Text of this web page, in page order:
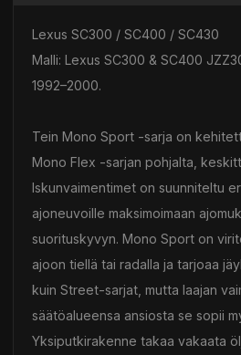
Lexus SC300 / SC400 / SC430
Malli: Lexus SC300 & SC400
1992–2000.
Tein Mono Sport -sarja on
Mono Flex -sarjan pohjalta,
Iskunvaimentimet on suunniteltu
ajoneuvoille maksimoimaan
suorituskyvyn. Mono Sport on
ajoon tiellä tai radalla ja tarjoaa
kuin Street-sarjat, mutta laajan
säätöalueensa ansiosta se sopii
Yksiputkirakenne takaa vakaata